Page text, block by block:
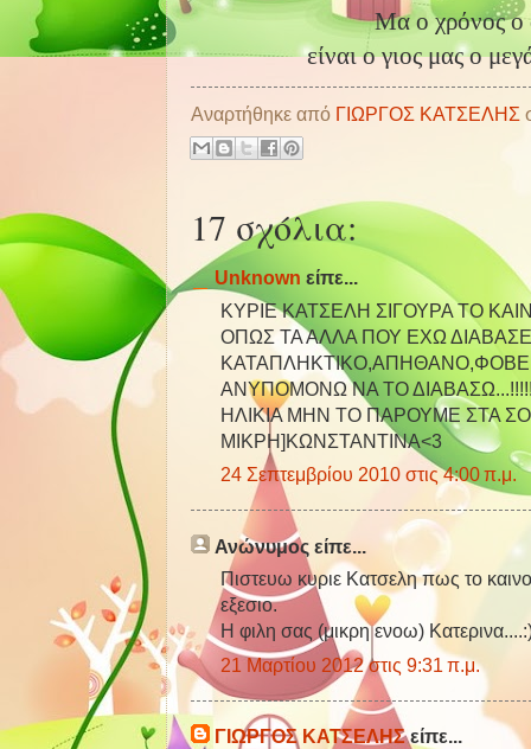
Μα ο χρόνος ο
είναι ο γιος μας ο
Αναρτήθηκε από ΓΙΩΡΓΟΣ ΚΑΤΣΕΛΗΣ
17 σχόλια:
Unknown είπε...
ΚΥΡΙΕ ΚΑΤΣΕΛΗ ΣΙΓΟΥΡΑ ΤΟ
ΟΠΩΣ ΤΑ ΑΛΛΑ ΠΟΥ ΕΧΩ
ΑΝΥΠΟΜΟΝΩ ΝΑ ΤΟ
ΗΛΙΚΙΑ ΜΗΝ ΤΟ ΠΑΡΟΥΜΕ ΣΤΑ
ΜΙΚΡΗ]ΚΩΝΣΤΑΝΤΙΝΑ<3
24 Σεπτεμβρίου 2010 στις 4:00 π.μ.
Ανώνυμος είπε...
Πιστευω κυριε Κατσελη πως το
εξεσιο.
Η φιλη σας (μικρη ενοω)
21 Μαρτίου 2012 στις 9:31 π.μ.
ΓΙΩΡΓΟΣ ΚΑΤΣΕΛΗΣείπε...